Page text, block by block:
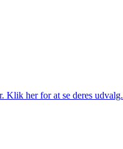
Klik her for at se deres udvalg.